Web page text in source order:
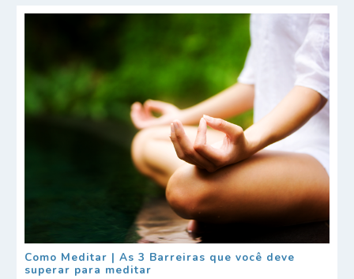
Como Meditar | As 3 Barreiras que você deve
superar para meditar